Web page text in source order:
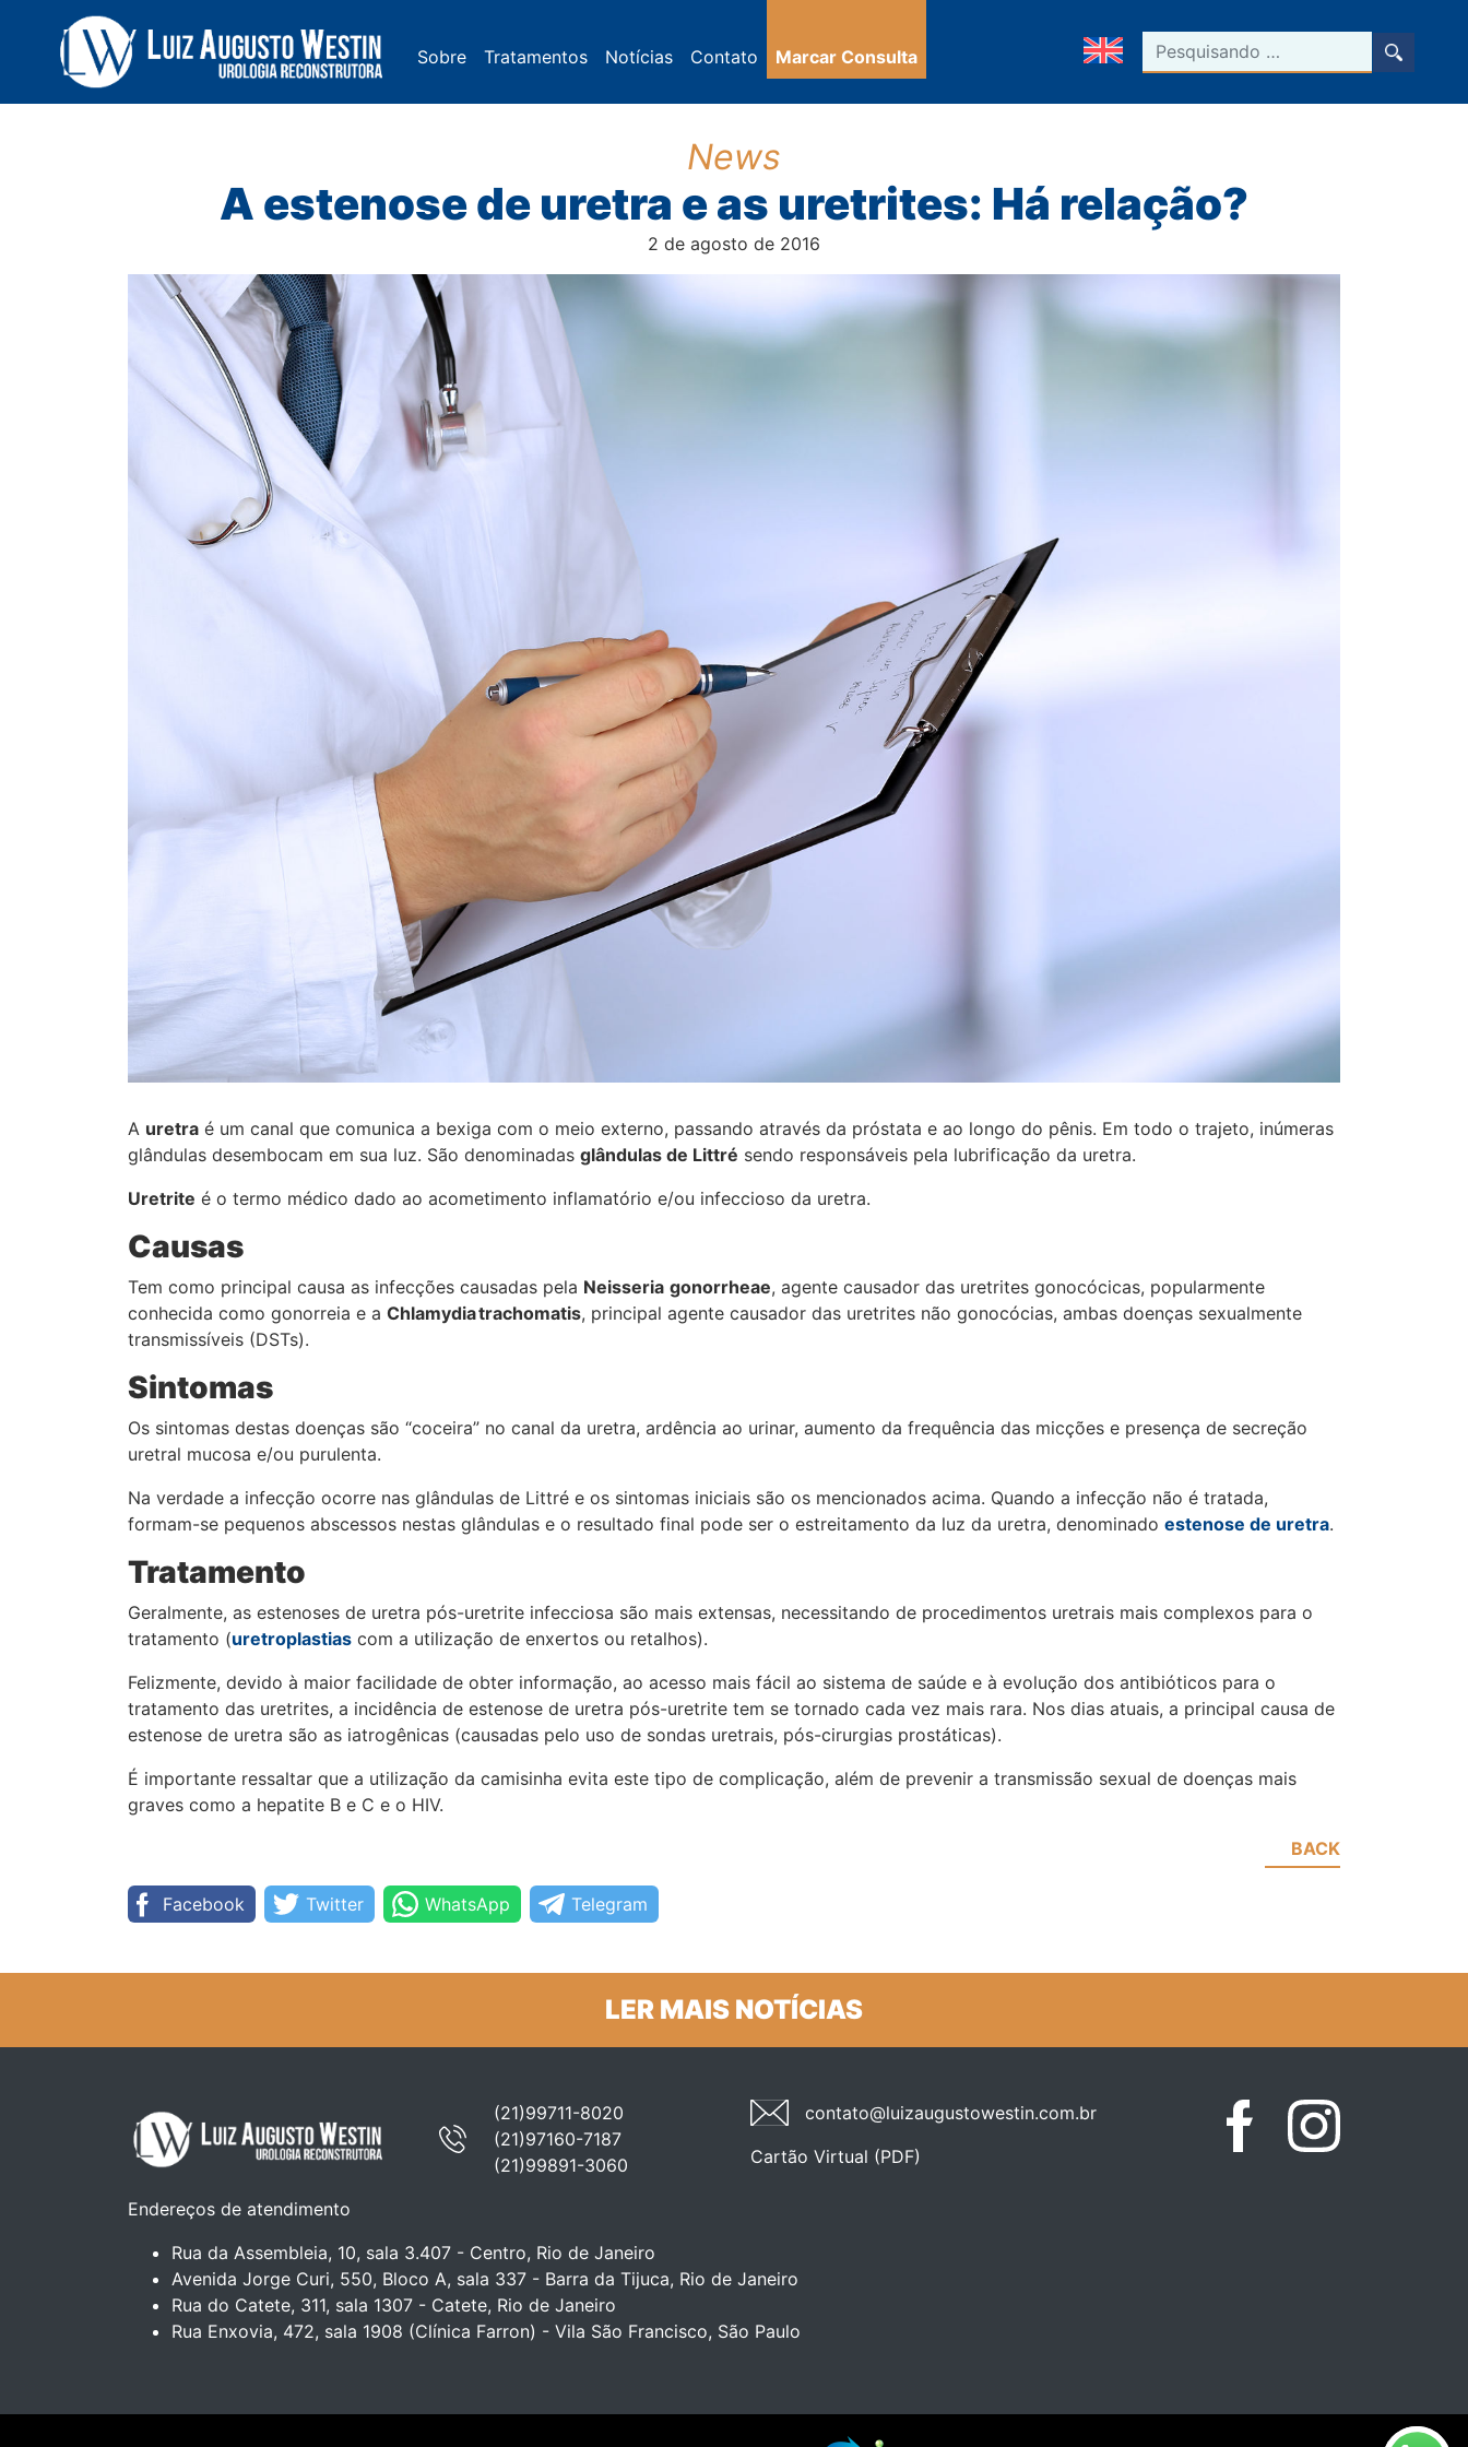
Navegação Principal Sobre Tratamentos Notícias Contato Marcar Consulta
Pesquisar
News
A estenose de uretra e as uretrites: Há relação?
2 de agosto de 2016
A uretra é um canal que comunica a bexiga com o meio externo, passando através da próstata e ao longo do pênis. Em todo o trajeto, inúmeras
glândulas desembocam em sua luz. São denominadas glândulas de Littré sendo responsáveis pela lubrificação da uretra.
Uretrite é o termo médico dado ao acometimento inflamatório e/ou infeccioso da uretra.
Causas
Tem como principal causa as infecções causadas pela Neisseria gonorrheae, agente causador das uretrites gonocócicas, popularmente
conhecida como gonorreia e a Chlamydia trachomatis, principal agente causador das uretrites não gonocócias, ambas doenças sexualmente
transmissíveis (DSTs).
Sintomas
Os sintomas destas doenças são “coceira” no canal da uretra, ardência ao urinar, aumento da frequência das micções e presença de secreção
uretral mucosa e/ou purulenta.
Na verdade a infecção ocorre nas glândulas de Littré e os sintomas iniciais são os mencionados acima. Quando a infecção não é tratada,
formam-se pequenos abscessos nestas glândulas e o resultado final pode ser o estreitamento da luz da uretra, denominado estenose de uretra.
Tratamento
Geralmente, as estenoses de uretra pós-uretrite infecciosa são mais extensas, necessitando de procedimentos uretrais mais complexos para o
tratamento (uretroplastias com a utilização de enxertos ou retalhos).
Felizmente, devido à maior facilidade de obter informação, ao acesso mais fácil ao sistema de saúde e à evolução dos antibióticos para o
tratamento das uretrites, a incidência de estenose de uretra pós-uretrite tem se tornado cada vez mais rara. Nos dias atuais, a principal causa de
estenose de uretra são as iatrogênicas (causadas pelo uso de sondas uretrais, pós-cirurgias prostáticas).
É importante ressaltar que a utilização da camisinha evita este tipo de complicação, além de prevenir a transmissão sexual de doenças mais
graves como a hepatite B e C e o HIV.
BACK
Facebook Twitter WhatsApp Telegram
LER MAIS NOTÍCIAS
(21)99711-8020
(21)97160-7187
(21)99891-3060
contato@luizaugustowestin.com.br
Cartão Virtual (PDF)
FacebookInstagram
Endereços de atendimento
Rua da Assembleia, 10, sala 3.407 - Centro, Rio de Janeiro
Avenida Jorge Curi, 550, Bloco A, sala 337 - Barra da Tijuca, Rio de Janeiro
Rua do Catete, 311, sala 1307 - Catete, Rio de Janeiro
Rua Enxovia, 472, sala 1908 (Clínica Farron) - Vila São Francisco, São Paulo
WhatsApp